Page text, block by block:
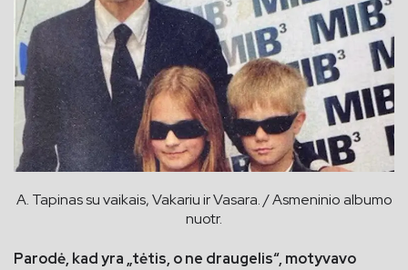
A. Tapinas su vaikais, Vakariu ir Vasara. / Asmeninio albumo
nuotr.
Parodė, kad yra „tėtis, o ne draugelis“, motyvavo